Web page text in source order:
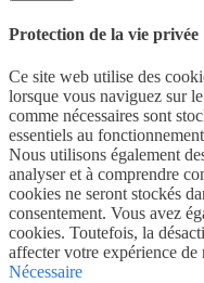
Protection de la vie privée
Ce site web utilise des
lorsque vous naviguez sur
comme nécessaires sont
essentiels au
Nous utilisons également
analyser et à comprendre
cookies ne seront stockés
consentement. Vous avez
cookies. Toutefois, la
affecter votre expérience de
Nécessaire